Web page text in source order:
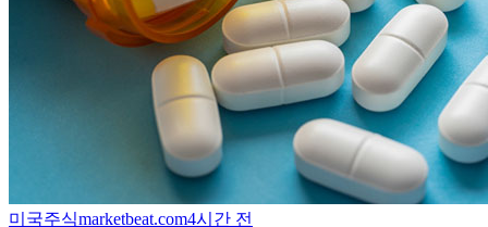
미국주식marketbeat.com4시간 전